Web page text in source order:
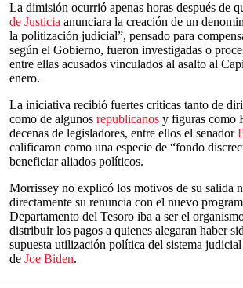
La dimisión ocurrió apenas horas después de
de Justicia anunciara la creación de un
la politización judicial”, pensado para
según el Gobierno, fueron investigadas o
entre ellas acusados vinculados al asalto al
enero.
La iniciativa recibió fuertes críticas tanto de
como de algunos republicanos y figuras como
decenas de legisladores, entre ellos el senador
calificaron como una especie de “fondo
beneficiar aliados políticos.
Morrissey no explicó los motivos de su salida
directamente su renuncia con el nuevo
Departamento del Tesoro iba a ser el
distribuir los pagos a quienes alegaran haber
supuesta utilización política del sistema
de Joe Biden.